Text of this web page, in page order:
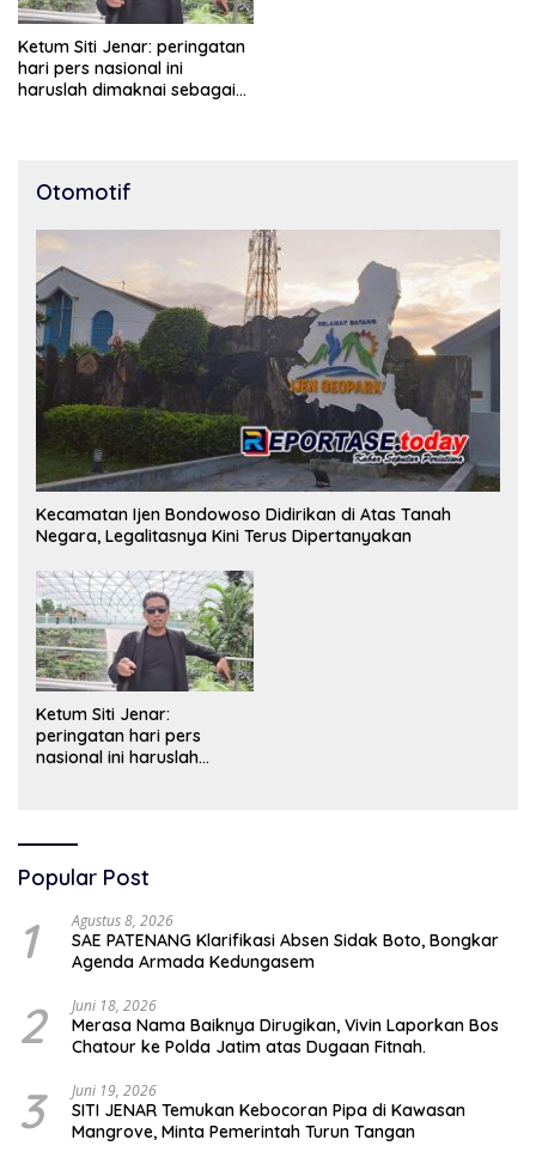
Ketum Siti Jenar: peringatan
hari pers nasional ini
haruslah dimaknai sebagai
Indonesia.
Otomotif
Kecamatan Ijen Bondowoso Didirikan di Atas Tanah
Negara, Legalitasnya Kini Terus Dipertanyakan
Ketum Siti Jenar:
peringatan hari pers
nasional ini haruslah
bangsa dan menjaga
demokrasi Indonesia.
Popular Post
1 Agustus 8, 2026
SAE PATENANG Klarifikasi Absen Sidak Boto, Bongkar
Agenda Armada Kedungasem
2 Juni 18, 2026
Merasa Nama Baiknya Dirugikan, Vivin Laporkan Bos
Chatour ke Polda Jatim atas Dugaan Fitnah.
3 Juni 19, 2026
SITI JENAR Temukan Kebocoran Pipa di Kawasan
Mangrove, Minta Pemerintah Turun Tangan